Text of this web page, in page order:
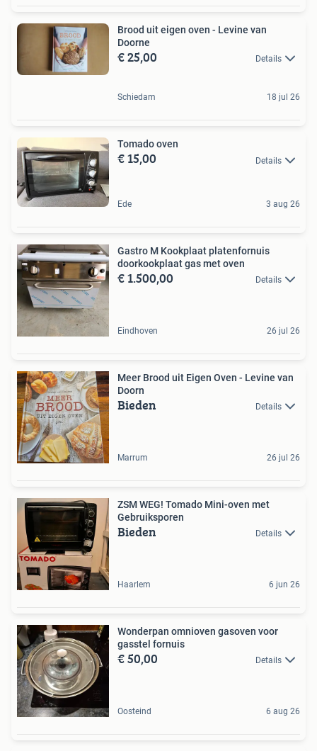
Brood uit eigen oven - Levine van
Doorne
€ 25,00 Details
Schiedam 18 jul 26
Tomado oven
€ 15,00 Details
Ede 3 aug 26
Gastro M Kookplaat platenfornuis
doorkookplaat gas met oven
€ 1.500,00 Details
Eindhoven 26 jul 26
Meer Brood uit Eigen Oven - Levine van
Doorn
Bieden Details
Marrum 26 jul 26
ZSM WEG! Tomado Mini-oven met
Gebruiksporen
Bieden Details
Haarlem 6 jun 26
Wonderpan omnioven gasoven voor
gasstel fornuis
€ 50,00 Details
Oosteind 6 aug 26